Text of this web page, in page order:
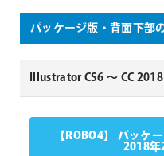
パッケージ版・背面下部
Illustrator CS6 〜 CC
【ROBO4】 パッ
2018年